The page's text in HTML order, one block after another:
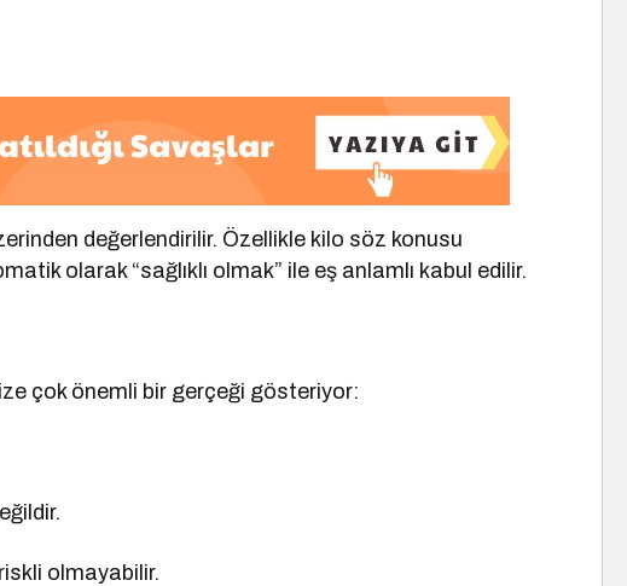
değerlendirilir. Özellikle kilo söz konusu
olarak “sağlıklı olmak” ile eş anlamlı kabul edilir.
çok önemli bir gerçeği gösteriyor:
olmayabilir.